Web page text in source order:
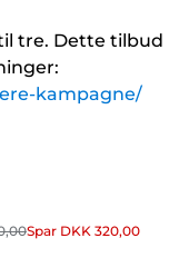
tre. Dette tilbud
kampagne/
Spar DKK 320,00